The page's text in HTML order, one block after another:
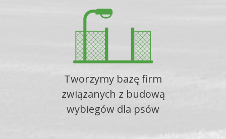
Tworzymy bazę firm
związanych z budową
wybiegów dla psów